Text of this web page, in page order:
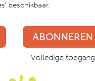
beschikbaar.
ABONNEREN
Volledige toegang